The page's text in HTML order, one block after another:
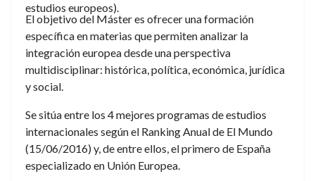
estudios europeos).
El objetivo del Máster es ofrecer una formación
específica en materias que permiten analizar la
integración europea desde una perspectiva
multidisciplinar: histórica, política, económica, jurídica
y social.
Se sitúa entre los 4 mejores programas de estudios
internacionales según el Ranking Anual de El Mundo
(15/06/2016) y, de entre ellos, el primero de España
especializado en Unión Europea.